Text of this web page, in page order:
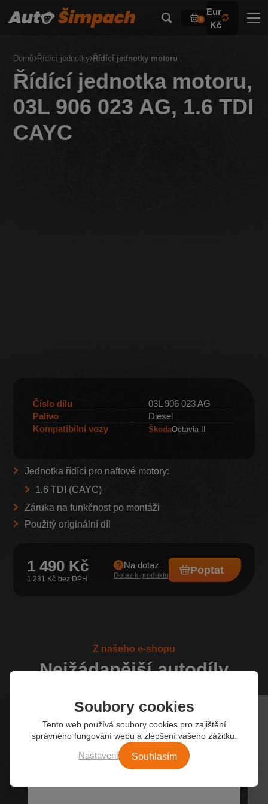
0
Eur
Kč
Domů Řídící jednotky Řídící jednotky motoru
Řídící jednotka motoru,
03L 906 023 AG, 1.6 TDI
CAYC
Číslo dílu
03L 906 023 AG
Palivo
Diesel
Kompatibilní vozy
ŠkodaOctavia II
Jednotka řídící pro naftové motory:
1.6 TDI (CAYC)
Záruka na funkčnost po montáži
Použitý originální díl
1 490 Kč
1 231 Kč
Na dotaz
Dotaz k produktu Poptat
Z našeho e-shopu
Nejžádanější autodíly
Soubory cookies
Tento web používá soubory cookies pro zajištění
správného fungování webu a zlepšení vašeho zážitku.
Nastavení Souhlasím